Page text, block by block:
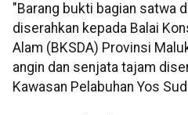
"Barang bukti bagian satwa
diserahkan kepada Balai
Alam (BKSDA) Provinsi
angin dan senjata tajam
Kawasan Pelabuhan Yos